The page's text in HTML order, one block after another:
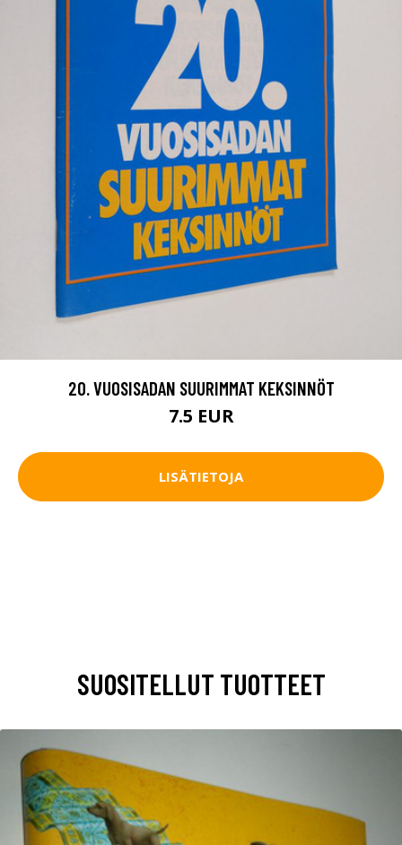
20. VUOSISADAN SUURIMMAT KEKSINNÖT
7.5 EUR
LISÄTIETOJA
SUOSITELLUT TUOTTEET